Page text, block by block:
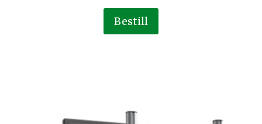
Bestill